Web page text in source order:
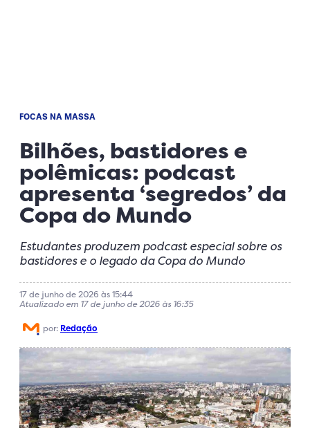
FOCAS NA MASSA
Bilhões, bastidores e
polêmicas: podcast
apresenta ‘segredos’ da
Copa do Mundo
Estudantes produzem podcast especial sobre os
bastidores e o legado da Copa do Mundo
17 de junho de 2026 às 15:44
Atualizado em 17 de junho de 2026 às 16:35
por: Redação